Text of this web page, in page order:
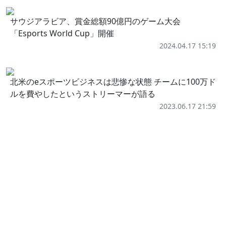
サウジアラビア、賞金総額90億円のゲーム大会
「Esports World Cup」開催
2024.04.17 15:19
北米のeスポーツビジネスは悲惨な状態 チームに100万ド
ルを費やしたというストリーマーが語る
2023.06.17 21:59